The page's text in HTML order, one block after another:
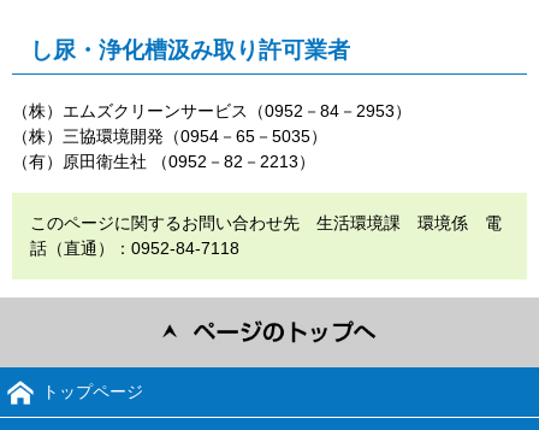
し尿・浄化槽汲み取り許可業者
（株）エムズクリーンサービス（0952－84－2953）
（株）三協環境開発（0954－65－5035）
（有）原田衛生社 （0952－82－2213）
このページに関するお問い合わせ先 生活環境課 環境係 電
話（直通）：0952-84-7118
トップページ